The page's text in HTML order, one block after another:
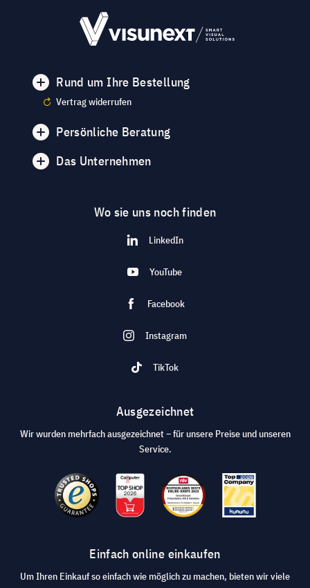
Rund um Ihre Bestellung
Vertrag widerrufen
Persönliche Beratung
Das Unternehmen
Wo sie uns noch finden
LinkedIn
YouTube
Facebook
Instagram
TikTok
Ausgezeichnet
Wir wurden mehrfach ausgezeichnet – für unsere Preise und unseren
Service.
Einfach online einkaufen
Um Ihren Einkauf so einfach wie möglich zu machen, bieten wir viele